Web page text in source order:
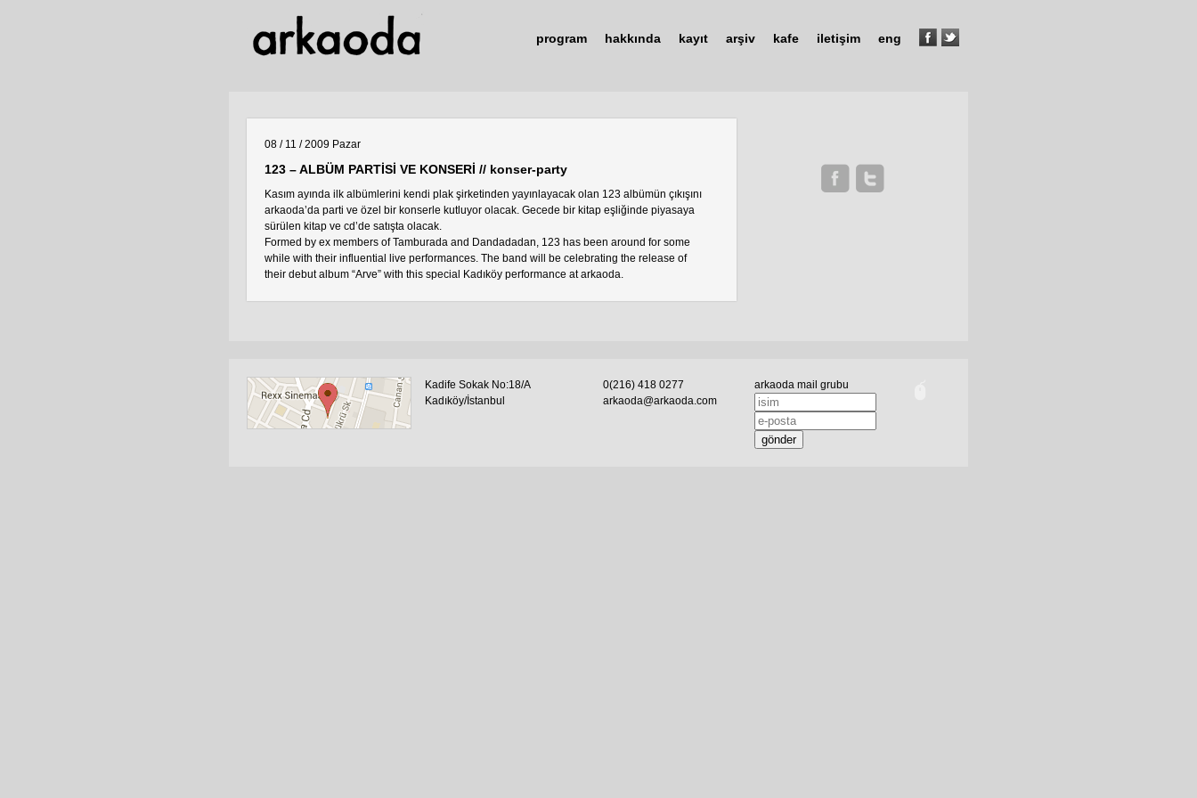
program hakkında kayıt arşiv kafe iletişim eng
08 / 11 / 2009 Pazar
123 – ALBÜM PARTİSİ VE KONSERİ // konser-party
Kasım ayında ilk albümlerini kendi plak şirketinden yayınlayacak olan 123 albümün çıkışını
arkaoda’da parti ve özel bir konserle kutluyor olacak. Gecede bir kitap eşliğinde piyasaya
sürülen kitap ve cd’de satışta olacak.
Formed by ex members of Tamburada and Dandadadan, 123 has been around for some
while with their influential live performances. The band will be celebrating the release of
their debut album “Arve” with this special Kadıköy performance at arkaoda.
Kadife Sokak No:18/A
Kadıköy/İstanbul
0(216) 418 0277
arkaoda@arkaoda.com
arkaoda mail grubu